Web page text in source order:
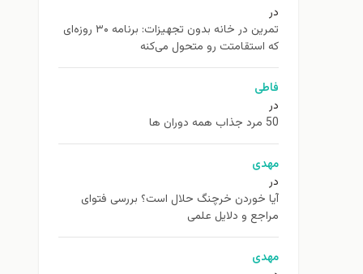
در
تمرین در خانه بدون تجهیزات: برنامه ۳۰ روزه‌ای
که استقامتت رو متحول می‌کنه
فاطی
در
50 مرد جذاب همه دوران ها
مهدی
در
آیا خوردن خرچنگ حلال است؟ بررسی فتوای
مراجع و دلایل علمی
مهدی